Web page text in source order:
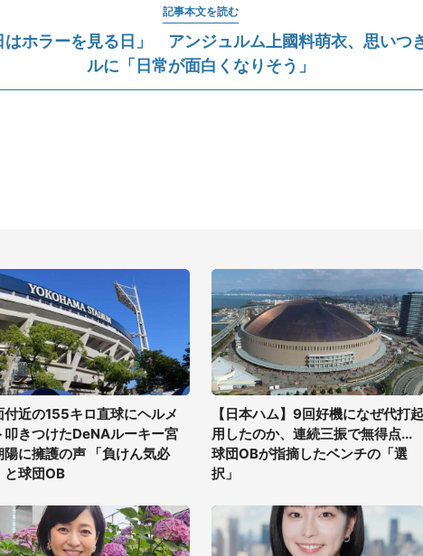
記事本文を読む
はホラーを見る日」 アンジュルム上國料萌衣、思いつ
ルに「日常が面白くなりそう」
付近の155キロ直球にヘルメ
叩きつけたDeNAルーキー宮
陽に擁護の声 「負けん気必
と球団OB
【日本ハム】9回好機になぜ代打起
用したのか、連続三振で無得点...
球団OBが指摘したベンチの「選
択」